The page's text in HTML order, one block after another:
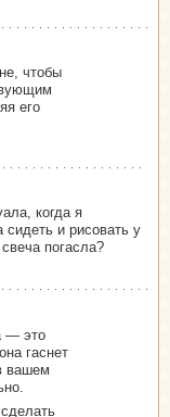
чтобы
его
когда я
сидеть и рисовать у
погасла?
— это
гаснет
вашем